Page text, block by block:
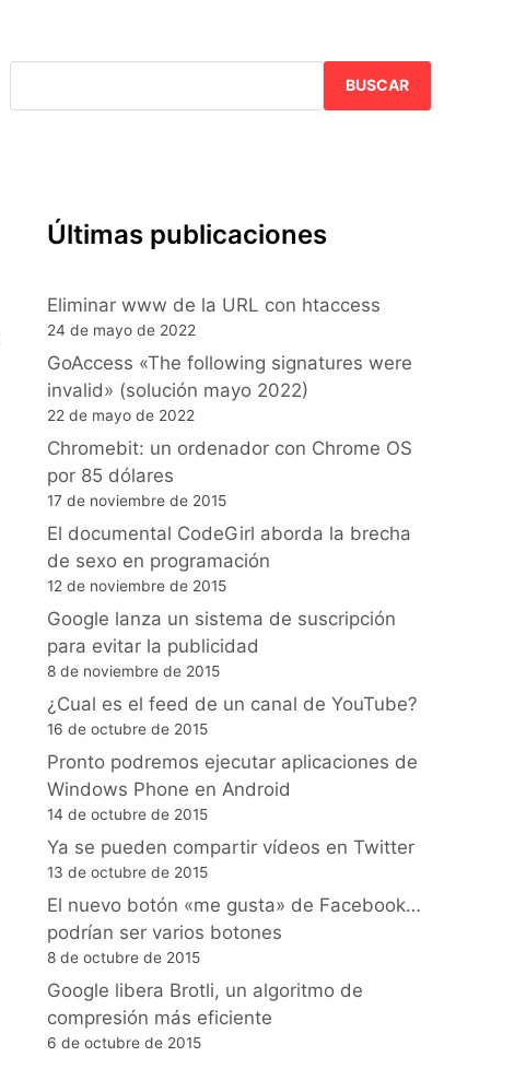
BUSCAR
Últimas publicaciones
Eliminar www de la URL con htaccess
24 de mayo de 2022
GoAccess «The following signatures were
invalid» (solución mayo 2022)
22 de mayo de 2022
Chromebit: un ordenador con Chrome OS
por 85 dólares
17 de noviembre de 2015
El documental CodeGirl aborda la brecha
de sexo en programación
12 de noviembre de 2015
Google lanza un sistema de suscripción
para evitar la publicidad
8 de noviembre de 2015
¿Cual es el feed de un canal de YouTube?
16 de octubre de 2015
Pronto podremos ejecutar aplicaciones de
Windows Phone en Android
14 de octubre de 2015
Ya se pueden compartir vídeos en Twitter
13 de octubre de 2015
El nuevo botón «me gusta» de Facebook…
podrían ser varios botones
8 de octubre de 2015
Google libera Brotli, un algoritmo de
compresión más eficiente
6 de octubre de 2015